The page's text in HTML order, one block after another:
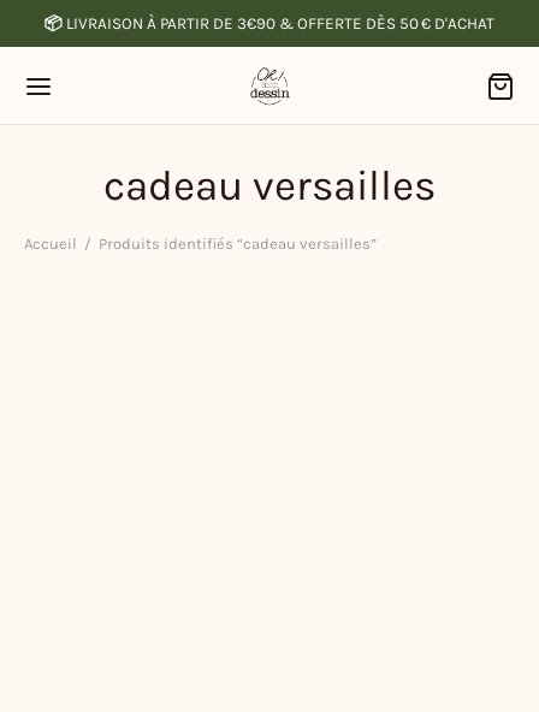
📦 LIVRAISON À PARTIR DE 3€90 & OFFERTE DÈS 50 € D'ACHAT
cadeau versailles
Accueil / Produits identifiés “cadeau versailles”